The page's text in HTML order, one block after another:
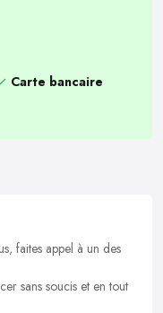
Carte bancaire
faites appel à un des
sans soucis et en tout